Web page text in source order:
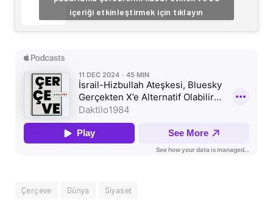
içeriği etkinleştirmek için tıklayın
Çerçeve Dünya Siyaset